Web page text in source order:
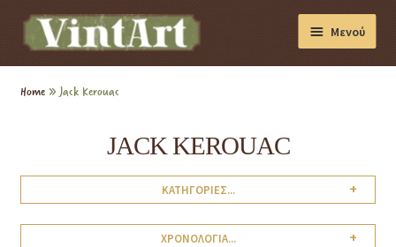
Μενού
Home»Jack Kerouac
JACK KEROUAC
ΚΑΤΗΓΟΡΙΕΣ... +
ΧΡΟΝΟΛΟΓΙΑ... +